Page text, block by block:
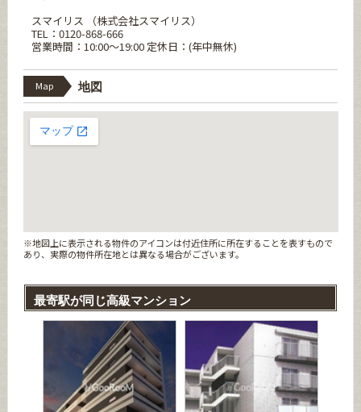
スマイリス （株式会社スマイリス）
TEL：0120-868-666
営業時間：10:00～19:00 定休日：(年中無休)
Map 地図
※地図上に表示される物件のアイコンは付近住所に所在することを表すもので
あり、実際の物件所在地とは異なる場合がございます。
最寄駅が同じ高級マンション